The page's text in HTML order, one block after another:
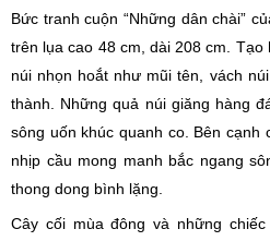
Bức tranh cuộn “Những dân chài”
trên lụa cao 48 cm, dài 208 cm.
núi nhọn hoắt như mũi tên, vách
thành. Những quả núi giăng hàng
sông uốn khúc quanh co. Bên cạnh
nhịp cầu mong manh bắc ngang
thong dong bình lặng.
Cây cối mùa đông và những